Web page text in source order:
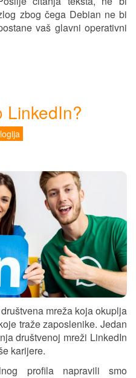
zbog čega Debian ne bi
vaš glavni operativni
LinkedIn?
mreža koja okuplja
traže zaposlenike. Jedan
društvenoj mreži LinkedIn
karijere.
profila napravili smo